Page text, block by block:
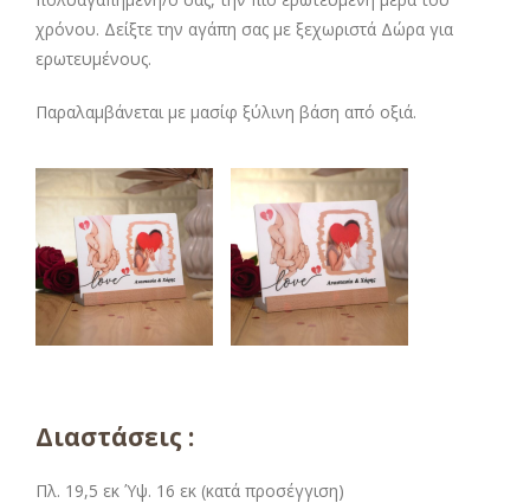
χρόνου. Δείξτε την αγάπη σας με ξεχωριστά Δώρα για
ερωτευμένους.
Παραλαμβάνεται με μασίφ ξύλινη βάση από οξιά.
Διαστάσεις :
Πλ. 19,5 εκ Ύψ. 16 εκ (κατά προσέγγιση)